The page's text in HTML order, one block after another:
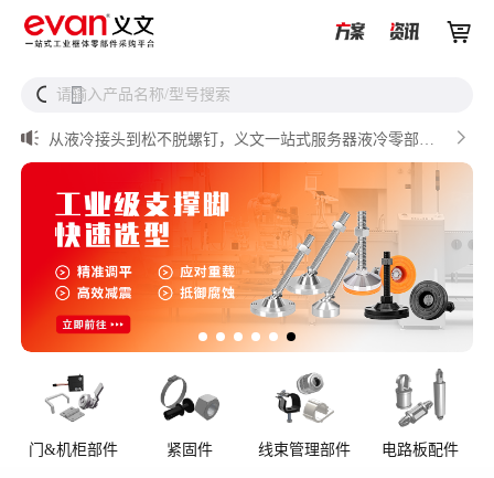

 
请输入产品名称/型号搜索
从液冷接头到松不脱螺钉，义文一站式服务器液冷零部件
解决方案


AI数据中心服务器液冷接头
准对比）
储能设备为什么必须用防松螺母？
门&机柜部件 紧固件 线束管理部件 电路板配件